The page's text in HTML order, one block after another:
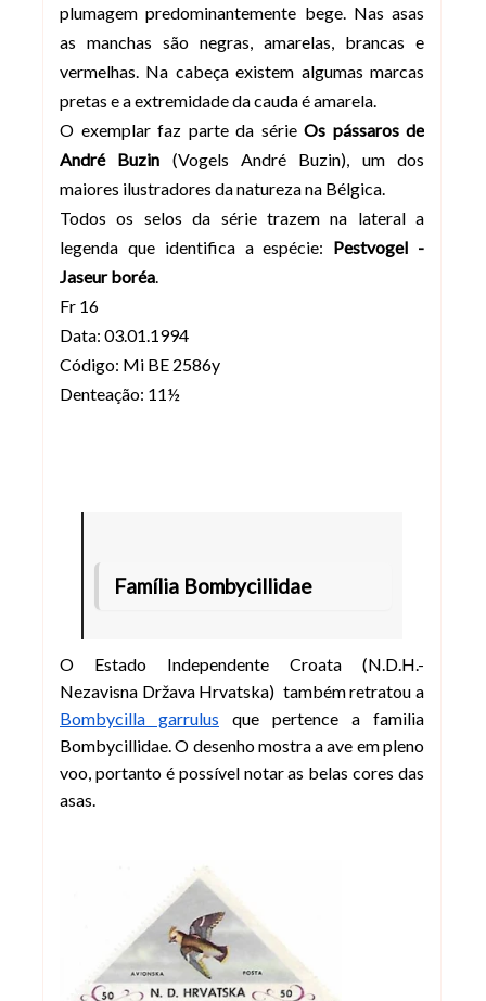
plumagem predominantemente bege. Nas asas
as manchas são negras, amarelas, brancas e
vermelhas. Na cabeça existem algumas marcas
pretas e a extremidade da cauda é amarela.
O exemplar faz parte da série Os pássaros de
André Buzin (Vogels André Buzin), um dos
maiores ilustradores da natureza na Bélgica.
Todos os selos da série trazem na lateral a
legenda que identifica a espécie: Pestvogel -
Jaseur boréa
Fr 16
Data: 03.01.1994
Código: Mi BE 2586y
Denteação: 11½
Família Bombycillidae
O Estado Independente Croata (N.D.H.-
Nezavisna Država Hrvatska) também retratou a
Bombycilla garrulus que pertence a familia
Bombycillidae. O desenho mostra a ave em pleno
voo, portanto é possível notar as belas cores das
asas.